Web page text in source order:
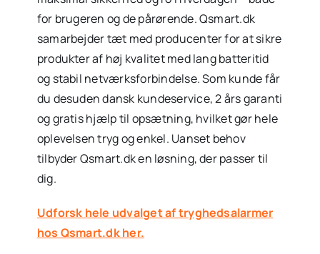
for brugeren og de pårørende. Qsmart.dk
samarbejder tæt med producenter for at sikre
produkter af høj kvalitet med lang batteritid
og stabil netværksforbindelse. Som kunde får
du desuden dansk kundeservice, 2 års garanti
og gratis hjælp til opsætning, hvilket gør hele
oplevelsen tryg og enkel. Uanset behov
tilbyder Qsmart.dk en løsning, der passer til
dig.
Udforsk hele udvalget af tryghedsalarmer
hos Qsmart.dk her.